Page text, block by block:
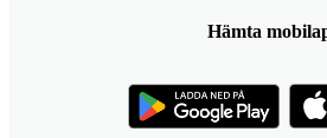
Hämta